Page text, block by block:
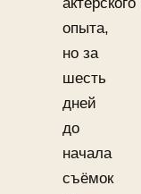
опыта,
но за
шесть
дней
до
начала
съёмок